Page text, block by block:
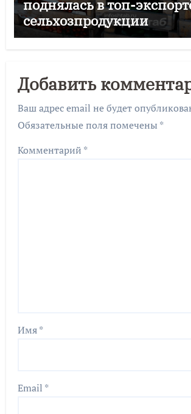
поднялась в топ-
сельхозпродукции
Добавить
Ваш адрес email не будет
Обязательные поля помечены *
Комментарий *
Имя*
Email *